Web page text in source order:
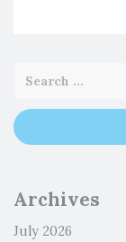
Archives
July 2026